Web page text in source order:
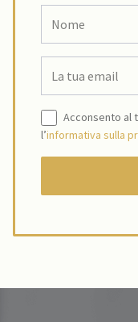
Acconsento al
l’informativa sulla